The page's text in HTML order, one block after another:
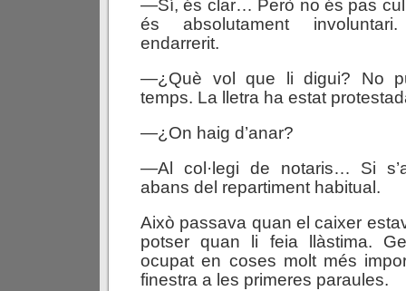
—Sí, és clar… Però no és pas
és absolutament involuntari.
endarrerit.
—¿Què vol que li digui? No
temps. La lletra ha estat
—¿On haig d’anar?
—Al col·legi de notaris… Si
abans del repartiment habitual.
Això passava quan el caixer
potser quan li feia llàstima.
ocupat en coses molt més
finestra a les primeres paraules.